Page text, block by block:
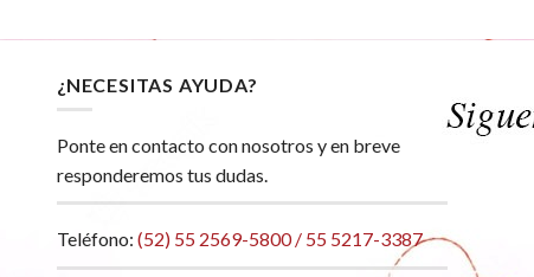
¿NECESITAS AYUDA?
Ponte en contacto con nosotros y en breve
responderemos tus dudas.
Teléfono: (52) 55 2569-5800 / 55 5217-3387